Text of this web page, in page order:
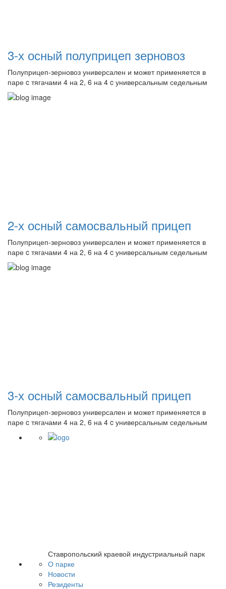
3-х осный полуприцеп зерновоз
Полуприцеп-зерновоз универсален и может применяется в
паре c тягачами 4 на 2, 6 на 4 c универсальным седельным
2-х осный самосвальный прицеп
Полуприцеп-зерновоз универсален и может применяется в
паре c тягачами 4 на 2, 6 на 4 c универсальным седельным
3-х осный самосвальный прицеп
Полуприцеп-зерновоз универсален и может применяется в
паре c тягачами 4 на 2, 6 на 4 c универсальным седельным
Ставропольский краевой индустриальный парк
О парке
Новости
Резиденты